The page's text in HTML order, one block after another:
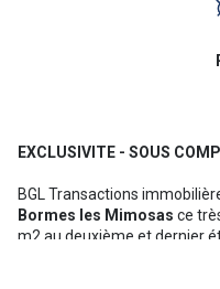
EXCLUSIVITE - SOUS
BGL Transactions
Bormes les Mimosas ce
m2 au deuxième et dernier